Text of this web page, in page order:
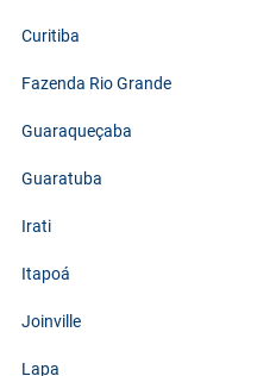
Curitiba
Fazenda Rio Grande
Guaraqueçaba
Guaratuba
Irati
Itapoá
Joinville
Lapa